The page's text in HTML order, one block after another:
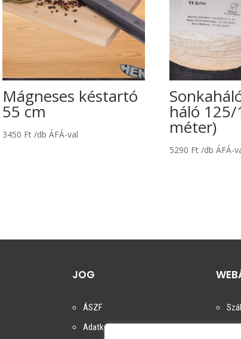
Mágneses késtartó
55 cm
3450 Ft /db ÁFÁ-val
háló 125/
méter)
5290 Ft /db ÁFÁ-
JOG
ÁSZF
Adatkezelési tájékoztató